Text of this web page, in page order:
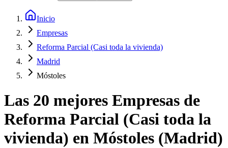
Inicio
Empresas
Reforma Parcial (Casi toda la vivienda)
Madrid
Móstoles
Las 20 mejores Empresas de
Reforma Parcial (Casi toda la
vivienda) en Móstoles (Madrid)